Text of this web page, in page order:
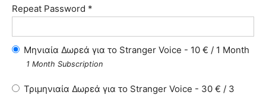
Repeat Password *
Μηνιαία Δωρεά για το Stranger Voice - 10 € / 1 Month
1 Month Subscription
Τριμηνιαία Δωρεά για το Stranger Voice - 30 € / 3